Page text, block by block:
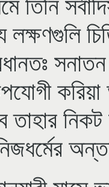
তিনি
তাহার